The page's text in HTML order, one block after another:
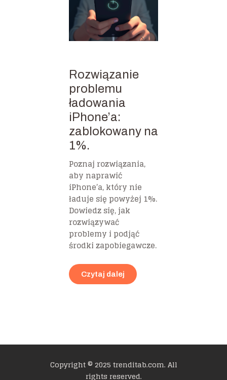
Rozwiązanie
problemu
ładowania
iPhone’a:
zablokowany na
1%.
Poznaj rozwiązania,
aby naprawić
iPhone’a, który nie
ładuje się powyżej 1%.
Dowiedz się, jak
rozwiązywać
problemy i podjąć
środki zapobiegawcze.
Czytaj dalej
Copyright © 2025 trenditab.com. All
rights reserved.